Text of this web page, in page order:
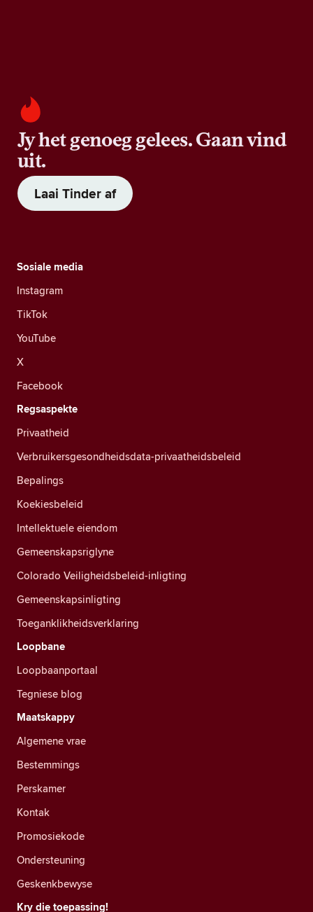
Jy het genoeg gelees. Gaan vind
uit.
Laai Tinder af
Sosiale media
Instagram
TikTok
YouTube
X
Facebook
Regsaspekte
Privaatheid
Verbruikersgesondheidsdata-privaatheidsbeleid
Bepalings
Koekiesbeleid
Intellektuele eiendom
Gemeenskapsriglyne
Colorado Veiligheidsbeleid-inligting
Gemeenskapsinligting
Toeganklikheidsverklaring
Loopbane
Loopbaanportaal
Tegniese blog
Maatskappy
Algemene vrae
Bestemmings
Perskamer
Kontak
Promosiekode
Ondersteuning
Geskenkbewyse
Kry die toepassing!